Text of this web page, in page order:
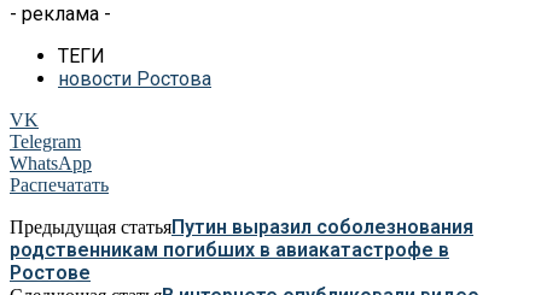
- реклама -
ТЕГИ
новости Ростова
VK
Telegram
WhatsApp
Распечатать
Предыдущая статьяПутин выразил соболезнования
родственникам погибших в авиакатастрофе в
Ростове